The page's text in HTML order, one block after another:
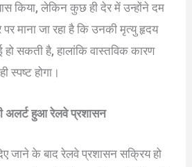
किया, लेकिन कुछ ही देर में उन्होंने दम
पर माना जा रहा है कि उनकी मृत्यु हृदय
सकती है, हालांकि वास्तविक कारण
स्पष्ट होगा।
अलर्ट हुआ रेलवे प्रशासन
जाने के बाद रेलवे प्रशासन सक्रिय हो